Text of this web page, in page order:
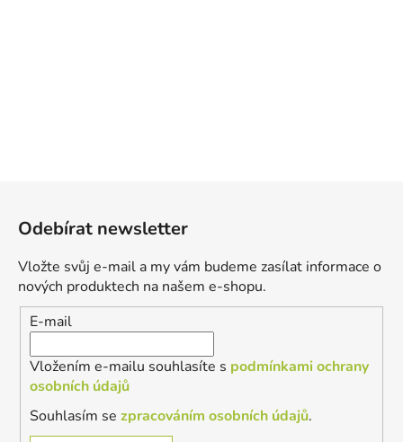
Odebírat newsletter
Vložte svůj e-mail a my vám budeme zasílat informace o
nových produktech na našem e-shopu.
E-mail
Vložením e-mailu souhlasíte s podmínkami ochrany
osobních údajů
Souhlasím se zpracováním osobních údajů.